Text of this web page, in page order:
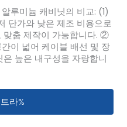
루미늄 캐비닛의 비교: (1)
단가와 낮은 제조 비용으로
맞춤 제작이 가능합니다. ②
이 넓어 케이블 배선 및 장
높은 내구성을 자랑합니
조명, 방수 철제 또는 다이캐
라%